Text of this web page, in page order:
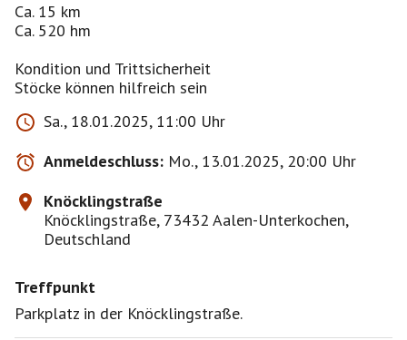
Ca. 15 km
Ca. 520 hm
Kondition und Trittsicherheit
Stöcke können hilfreich sein
Sa., 18.01.2025, 11:00 Uhr
Anmeldeschluss: Mo., 13.01.2025, 20:00 Uhr
Knöcklingstraße
Knöcklingstraße, 73432 Aalen-Unterkochen,
Deutschland
Treffpunkt
Parkplatz in der Knöcklingstraße.